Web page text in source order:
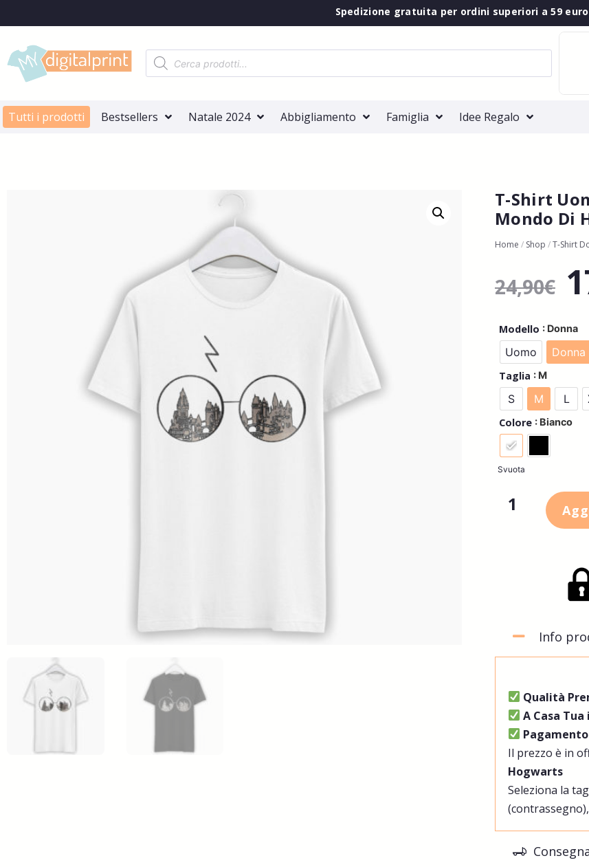
Spedizione gratuita per ordini superiori a 59 euro
Tutti i prodotti Bestsellers Natale 2024 Abbigliamento Famiglia Idee Regalo
T-Shirt
Mondo Di
Home / Shop /T-Shirt
24,90€
Modello : Donna
Uomo Donna
Taglia : M
S M L
Colore : Bianco
Svuota
Info
Qualità
A Casa Tua
Il prezzo è in
Hogwarts
Seleziona la